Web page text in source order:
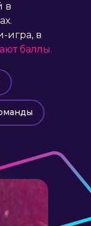
в
игра, в
баллы.